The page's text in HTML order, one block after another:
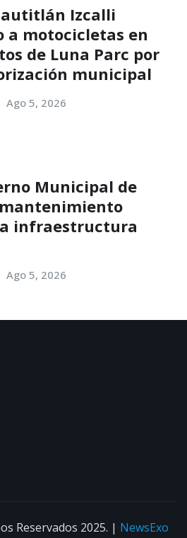
Izcalli
a motocicletas en
de Luna Parc por
municipal
Ago 5, 2026
Municipal de
infraestructura
Ago 5, 2026
Reservados 2025. | NewsExo